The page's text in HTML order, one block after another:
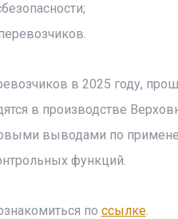
в 2025 году,
в производстве
выводами по
функций.
по ссылке.